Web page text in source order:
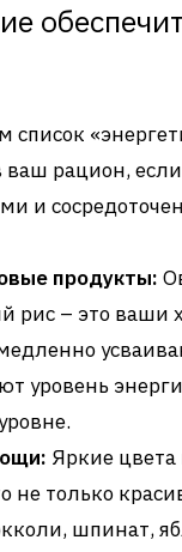
список
рацион,
и
продукты:
рис – это ваши
уровень
Яркие
не только
шпинат,